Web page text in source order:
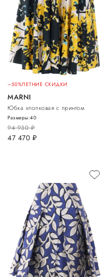
–50%ЛЕТНИЕ СКИДКИ
MARNI
Юбка хлопковая с принтом
94 930руб.
47 470 руб.
Размеры:40